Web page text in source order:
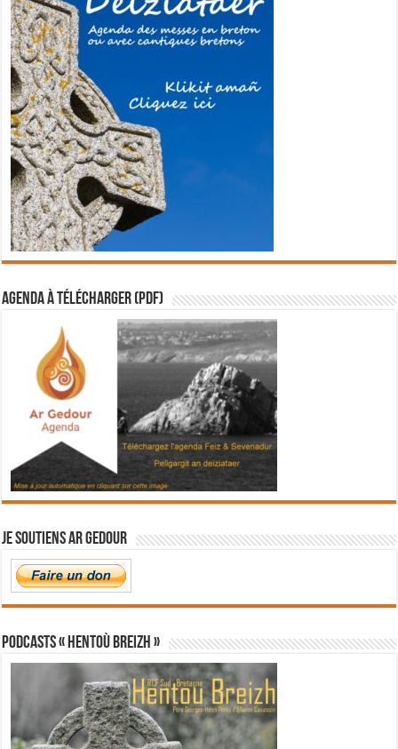
Agenda à télécharger (PDF)
Je soutiens Ar Gedour
PODCASTS « Hentoù Breizh »